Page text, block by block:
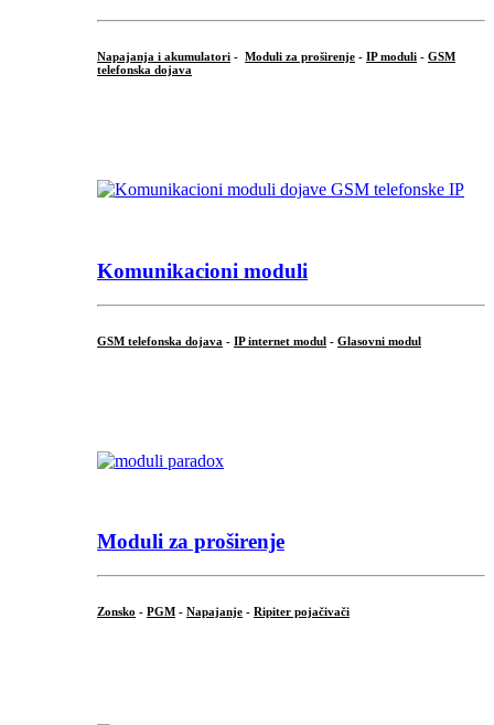
Napajanja i akumulatori - Moduli za proširenje - IP moduli - GSM
telefonska dojava
Komunikacioni moduli
GSM telefonska dojava - IP internet modul - Glasovni modul
Moduli za proširenje
Zonsko - PGM - Napajanje - Ripiter pojačivači